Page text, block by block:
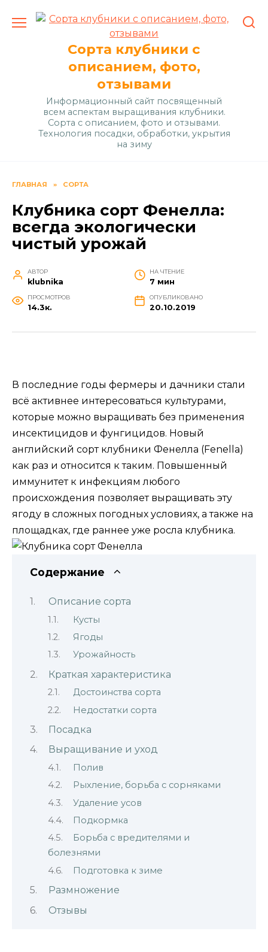
Сорта клубники с
описанием, фото,
отзывами
Информационный сайт посвященный
всем аспектам выращивания клубники.
Сорта с описанием, фото и отзывами.
Технология посадки, обработки, укрытия
на зиму
ГЛАВНАЯ » СОРТА
Клубника сорт Фенелла:
всегда экологически
чистый урожай
АВТОР
klubnika
НА ЧТЕНИЕ
7 мин
ПРОСМОТРОВ
14.3к.
ОПУБЛИКОВАНО
20.10.2019
В последние годы фермеры и дачники стали
всё активнее интересоваться культурами,
которые можно выращивать без применения
инсектицидов и фунгицидов. Новый
английский сорт клубники Фенелла (Fenella)
как раз и относится к таким. Повышенный
иммунитет к инфекциям любого
происхождения позволяет выращивать эту
ягоду в сложных погодных условиях, а также на
площадках, где раннее уже росла клубника.
Содержание
Описание сорта
Кусты
Ягоды
Урожайность
Краткая характеристика
Достоинства сорта
Недостатки сорта
Посадка
Выращивание и уход
Полив
Рыхление, борьба с сорняками
Удаление усов
Подкормка
Борьба с вредителями и
болезнями
Подготовка к зиме
Размножение
Отзывы